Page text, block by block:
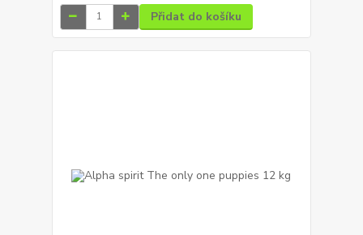
Přidat do košíku